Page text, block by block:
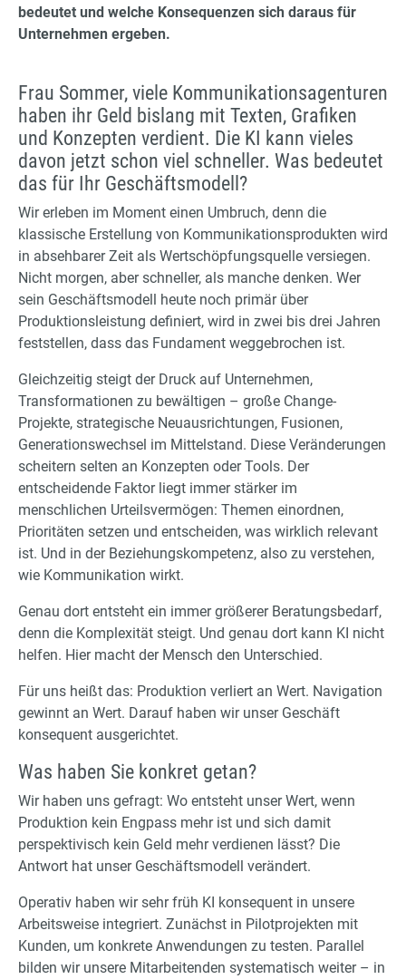
bedeutet und welche Konsequenzen sich daraus für
Unternehmen ergeben.
Frau Sommer, viele Kommunikationsagenturen
haben ihr Geld bislang mit Texten, Grafiken
und Konzepten verdient. Die KI kann vieles
davon jetzt schon viel schneller. Was bedeutet
das für Ihr Geschäftsmodell?
Wir erleben im Moment einen Umbruch, denn die
klassische Erstellung von Kommunikationsprodukten wird
in absehbarer Zeit als Wertschöpfungsquelle versiegen.
Nicht morgen, aber schneller, als manche denken. Wer
sein Geschäftsmodell heute noch primär über
Produktionsleistung definiert, wird in zwei bis drei Jahren
feststellen, dass das Fundament weggebrochen ist.
Gleichzeitig steigt der Druck auf Unternehmen,
Transformationen zu bewältigen – große Change-
Projekte, strategische Neuausrichtungen, Fusionen,
Generationswechsel im Mittelstand. Diese Veränderungen
scheitern selten an Konzepten oder Tools. Der
entscheidende Faktor liegt immer stärker im
menschlichen Urteilsvermögen: Themen einordnen,
Prioritäten setzen und entscheiden, was wirklich relevant
ist. Und in der Beziehungskompetenz, also zu verstehen,
wie Kommunikation wirkt.
Genau dort entsteht ein immer größerer Beratungsbedarf,
denn die Komplexität steigt. Und genau dort kann KI nicht
helfen. Hier macht der Mensch den Unterschied.
Für uns heißt das: Produktion verliert an Wert. Navigation
gewinnt an Wert. Darauf haben wir unser Geschäft
konsequent ausgerichtet.
Was haben Sie konkret getan?
Wir haben uns gefragt: Wo entsteht unser Wert, wenn
Produktion kein Engpass mehr ist und sich damit
perspektivisch kein Geld mehr verdienen lässt? Die
Antwort hat unser Geschäftsmodell verändert.
Operativ haben wir sehr früh KI konsequent in unsere
Arbeitsweise integriert. Zunächst in Pilotprojekten mit
Kunden, um konkrete Anwendungen zu testen. Parallel
bilden wir unsere Mitarbeitenden systematisch weiter – in